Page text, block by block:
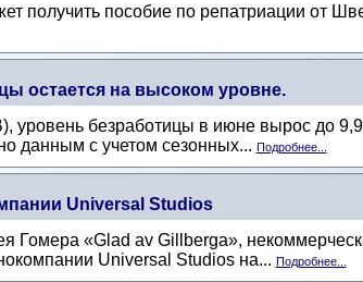
получить пособие по репатриации от
остается на высоком уровне.
уровень безработицы в июне вырос до
данным с учетом сезонных... Подробнее...
Universal Studios
Гомера «Glad av Gillberga»,
Universal Studios на... Подробнее...